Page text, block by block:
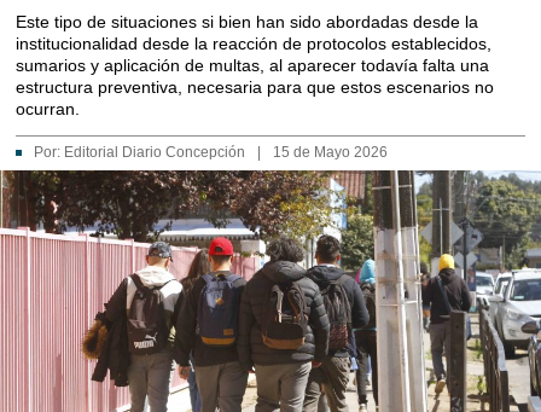
Este tipo de situaciones si bien han sido abordadas desde la
institucionalidad desde la reacción de protocolos establecidos,
sumarios y aplicación de multas, al aparecer todavía falta una
estructura preventiva, necesaria para que estos escenarios no
ocurran.
Por: Editorial Diario Concepción 15 de Mayo 2026